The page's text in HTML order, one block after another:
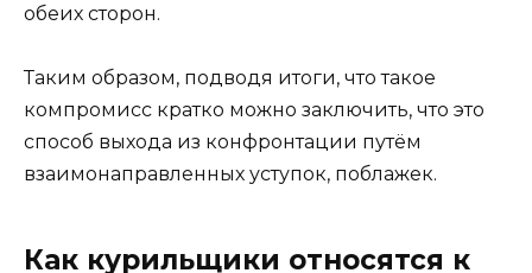
обеих сторон.
Таким образом, подводя итоги, что такое
компромисс кратко можно заключить, что это
способ выхода из конфронтации путём
взаимонаправленных уступок, поблажек.
Как курильщики относятся к